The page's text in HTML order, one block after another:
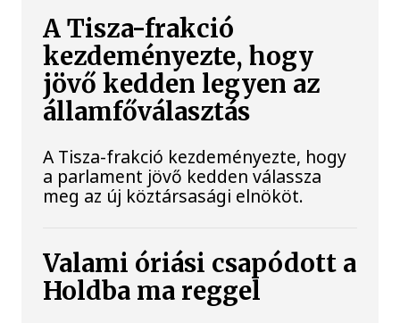
A Tisza-frakció
kezdeményezte, hogy
jövő kedden legyen az
államfőválasztás
A Tisza-frakció kezdeményezte, hogy
a parlament jövő kedden válassza
meg az új köztársasági elnököt.
Valami óriási csapódott a
Holdba ma reggel